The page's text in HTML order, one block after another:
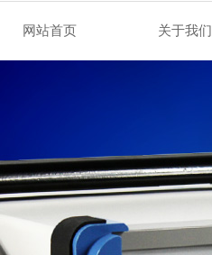
网站首页 关于我们